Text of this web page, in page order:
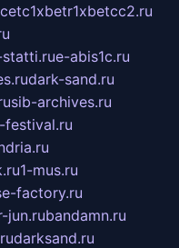
e-abis1c.ru
dark-sand.ru
sib-archives.ru
festival.ru
1-mus.ru
factory.ru
jun.rubandamn.ru
darksand.ru